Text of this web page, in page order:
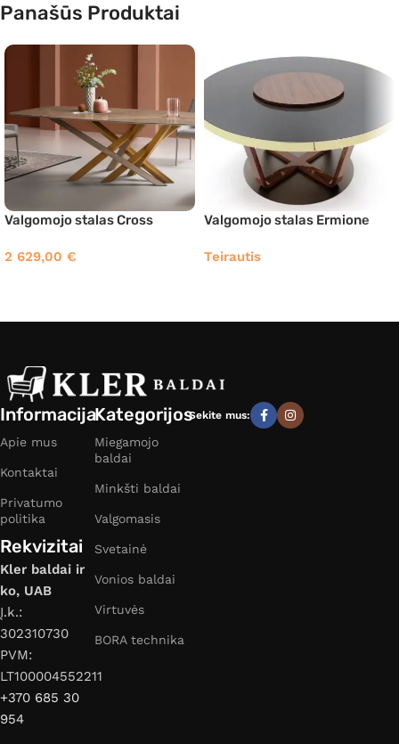
Panašūs Produktai
Valgomojo stalas Cross
2 629,00 €
Valgomojo stalas Ermione
Teirautis
Informacija
Apie mus
Kontaktai
Privatumo
politika
Rekvizitai
Kler baldai ir
ko, UAB
Į.k.:
302310730
PVM:
LT100004552211
+370 685 30
954
Kategorijos
Miegamojo
baldai
Minkšti baldai
Valgomasis
Svetainė
Vonios baldai
Virtuvės
BORA technika
Sekite mus: